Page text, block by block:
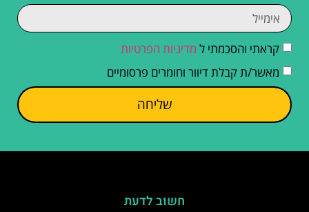
קראתי והסכמתי ל מדיניות הפרטיות
מאשר/ת קבלת דיוור וחומרים פרסומיים
שליחה
חשוב לדעת